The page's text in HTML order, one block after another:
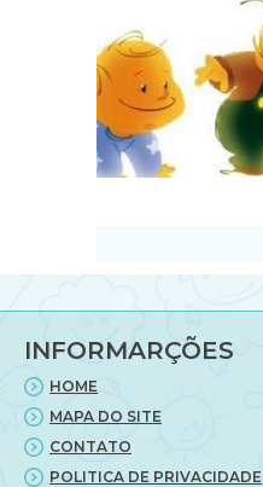
INFORMARÇÕES
HOME
MAPA DO SITE
CONTATO
POLITICA DE PRIVACIDADE